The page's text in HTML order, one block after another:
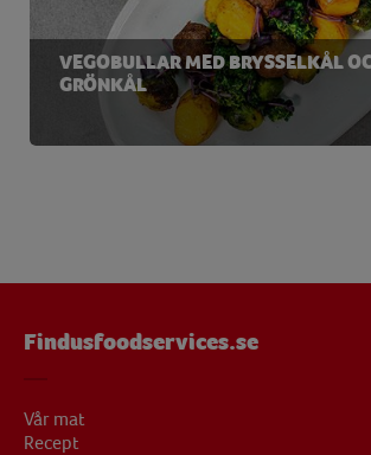
VEGOBULLAR MED BRYSSELKÅL
GRÖNKÅL
Findusfoodservices.se
Vår mat
Recept